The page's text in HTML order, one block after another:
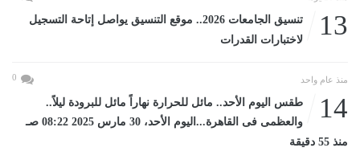
13
تنسيق الجامعات 2026.. موقع التنسيق يواصل إتاحة التسجيل
لاختبارات القدرات
منذ عام واحد 0
14
طقس اليوم الأحد.. مائل للحرارة نهاراً مائل للبرودة ليلاً..
والعظمى فى القاهرة...اليوم الأحد، 30 مارس 2025 08:22 صـ
منذ 55 دقيقة